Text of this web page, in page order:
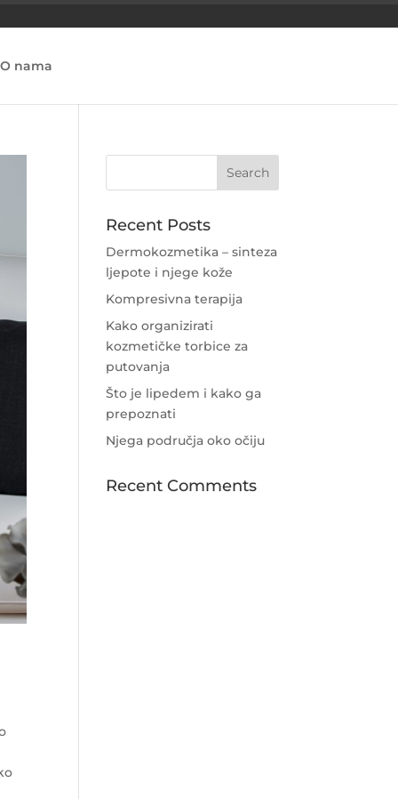
O nama
Recent Posts
Dermokozmetika – sinteza
ljepote i njege kože
Kompresivna terapija
Kako organizirati
kozmetičke torbice za
putovanja
Što je lipedem i kako ga
prepoznati
Njega područja oko očiju
Recent Comments